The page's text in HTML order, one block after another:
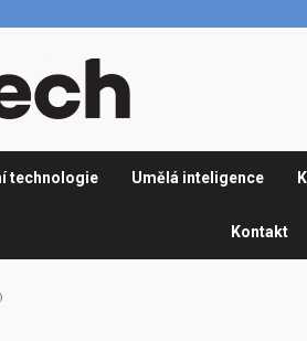
technologie Umělá inteligence
Kontakt